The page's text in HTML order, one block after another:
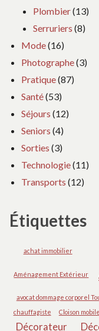
Plombier(13)
Serruriers (8)
Mode(16)
Photographe(3)
Pratique(87)
Santé(53)
Séjours (12)
Seniors (4)
Sorties (3)
Technologie(11)
Transports (12)
Étiquettes
achat immobilier
Aménagement Extérieur
avocat dommage corporel
chauffagiste
Cloison mobile
Décorateur